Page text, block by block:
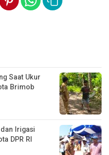
Saat Ukur
Brimob
Irigasi
DPR RI